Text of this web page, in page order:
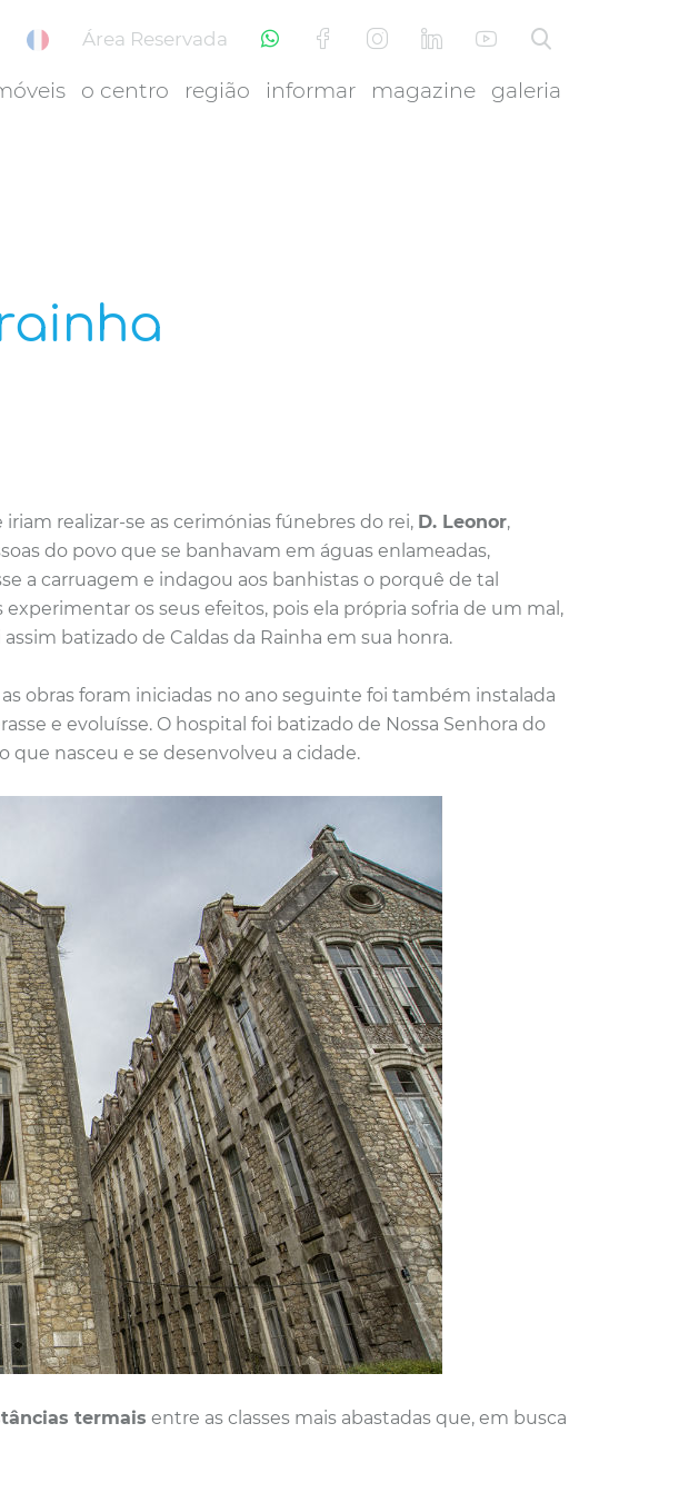
Área Reservada
o centro região informar magazine galeria
realizar-se as cerimónias fúnebres do rei, D. Leonor,
do povo que se banhavam em águas enlameadas,
a carruagem e indagou aos banhistas o porquê de tal
os seus efeitos, pois ela própria sofria de um mal,
batizado de Caldas da Rainha em sua honra.
as obras foram iniciadas no ano seguinte foi também instalada
e evoluísse. O hospital foi batizado de Nossa Senhora do
que nasceu e se desenvolveu a cidade.
termais entre as classes mais abastadas que, em busca